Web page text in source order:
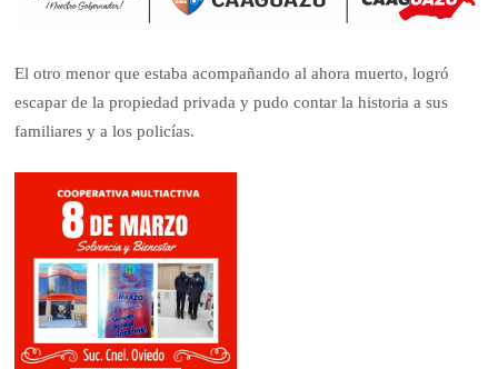
El otro menor que estaba acompañando al ahora muerto, logró
escapar de la propiedad privada y pudo contar la historia a sus
familiares y a los policías.